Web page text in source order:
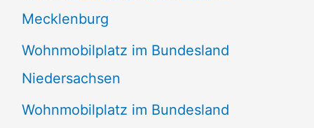
Mecklenburg
Wohnmobilplatz im Bundesland
Niedersachsen
Wohnmobilplatz im Bundesland